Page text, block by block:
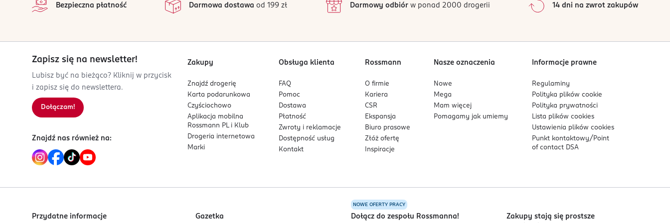
OSTRZEŻENIA DOTYCZĄCE BEZPIECZEŃSTWA
Dr. Beckmann Group Poland Sp. z o.o.
03-736 Warszawa
Kod EAN
4 008455 596112
1
0%
Sortowanie wgdata: od najnowszej
Bezpieczna płatność Darmowa dostawa od 199 zł Darmowy odbiórw ponad 2000 drogerii 14 dni na zwrot zakupów
Zapisz się na newsletter!
Lubisz być na bieżąco? Kliknij w przycisk
i zapisz się do newslettera.
Dołączam!
Znajdź nas również na:
Zakupy
Znajdź drogerię
Karta podarunkowa
Czyściochowo
Aplikacja mobilna
Rossmann PL i Klub
Drogeria internetowa
Marki
Obsługa klienta
FAQ
Pomoc
Dostawa
Płatność
Zwroty i reklamacje
Dostępność usług
Kontakt
Rossmann
O firmie
Kariera
CSR
Ekspansja
Biuro prasowe
Złóż ofertę
Inspiracje
Nasze oznaczenia
Nowe
Mega
Mam więcej
Pomagamy jak umiemy
Informacje prawne
Regulaminy
Polityka plikówcookie
Polityka prywatności
Lista plikówcookies
Ustawienia plikówcookies
Punkt kontaktowy/ Point
of contact DSA
Przydatne informacje Gazetka
NOWE OFERTY PRACY
Dołącz do zespołu Rossmanna! Zakupy stają się prostsze